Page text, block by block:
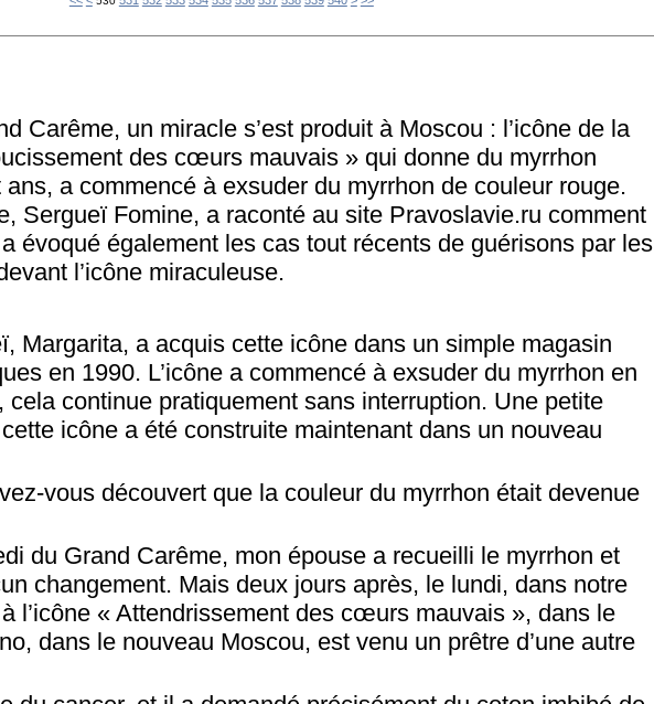
Carême, un miracle s’est produit à Moscou : l’icône de la
des cœurs mauvais » qui donne du myrrhon
a commencé à exsuder du myrrhon de couleur rouge.
Sergueï Fomine, a raconté au site Pravoslavie.ru comment
évoqué également les cas tout récents de guérisons par les
l’icône miraculeuse.
Margarita, a acquis cette icône dans un simple magasin
en 1990. L’icône a commencé à exsuder du myrrhon en
cela continue pratiquement sans interruption. Une petite
icône a été construite maintenant dans un nouveau
vous découvert que la couleur du myrrhon était devenue
du Grand Carême, mon épouse a recueilli le myrrhon et
changement. Mais deux jours après, le lundi, dans notre
l’icône « Attendrissement des cœurs mauvais », dans le
dans le nouveau Moscou, est venu un prêtre d’une autre